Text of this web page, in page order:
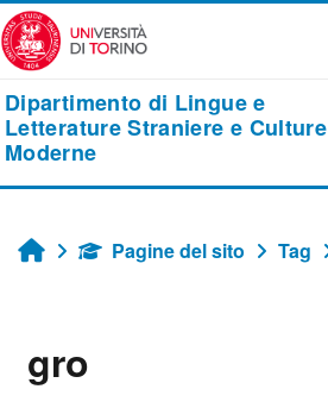
Vai al contenuto principale
Dipartimento di Lingue e
Letterature Straniere e Culture
Moderne
HomePagine del sito Tag
gro